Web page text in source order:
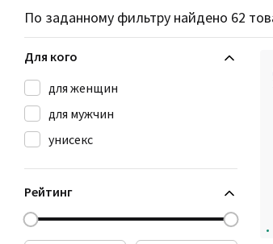
По заданному фильтру найдено 62
Для кого
для женщин
для мужчин
унисекс
Рейтинг